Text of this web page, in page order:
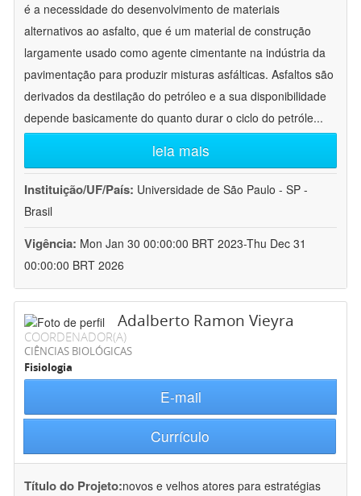
é a necessidade do desenvolvimento de materiais
alternativos ao asfalto, que é um material de construção
largamente usado como agente cimentante na indústria da
pavimentação para produzir misturas asfálticas. Asfaltos são
derivados da destilação do petróleo e a sua disponibilidade
depende basicamente do quanto durar o ciclo do petróle...
leia mais
Instituição/UF/País: Universidade de São Paulo - SP -
Brasil
Vigência: Mon Jan 30 00:00:00 BRT 2023-Thu Dec 31
00:00:00 BRT 2026
Adalberto Ramon Vieyra
COORDENADOR(A)
CIÊNCIAS BIOLÓGICAS
Fisiologia
E-mail
Currículo
Título do Projeto:novos e velhos atores para estratégias